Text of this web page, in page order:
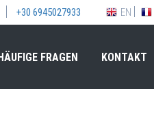
+30 6945027933 EN
FRAGEN KONTAKT